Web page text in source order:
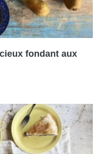
fondant aux